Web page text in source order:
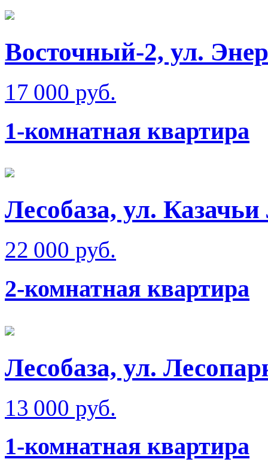
Восточный-2, ул.
17 000 руб.
1-комнатная квартира
Лесобаза, ул.
22 000 руб.
2-комнатная квартира
Лесобаза, ул.
13 000 руб.
1-комнатная квартира